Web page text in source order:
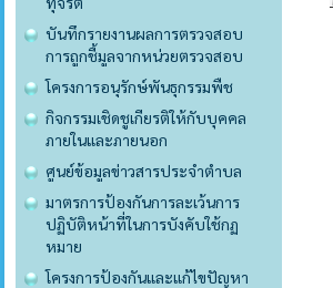
บันทึกรายงานผลการตรวจสอบ
การถูกชี้มูลจากหน่วยตรวจสอบ
โครงการอนุรักษ์พันธุกรรมพืช
กิจกรรมเชิดชูเกียรติให้กับบุคคล
ภายในและภายนอก
ศูนย์ข้อมูลข่าวสารประจำตำบล
มาตรการป้องกันการละเว้นการ
ปฏิบัติหน้าที่ในการบังคับใช้กฏ
หมาย
โครงการป้องกันและแก้ไขปัญหา